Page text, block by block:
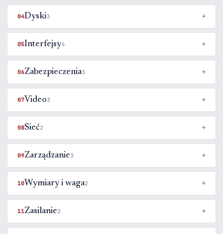
04Dyski3
05Interfejsy4
06Zabezpieczenia3
07Video3
08Sieć2
09Zarządzanie3
10Wymiary i waga2
11Zasilanie2